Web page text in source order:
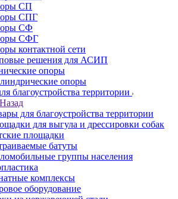
СП
СПГ
СФ
СФГ
контактной сети
решения для АСИП
опоры
опоры
благоустройства территории
Назад
для благоустройства территории
для выгула и дрессировки собак
площадки
батуты
группы населения
комплексы
оборудование